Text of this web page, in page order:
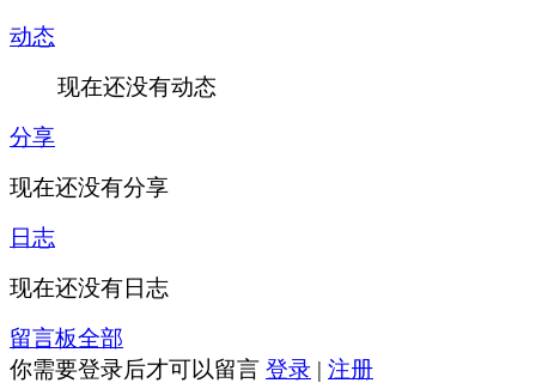
动态
现在还没有动态
分享
现在还没有分享
日志
现在还没有日志
留言板全部
你需要登录后才可以留言 登录 | 注册